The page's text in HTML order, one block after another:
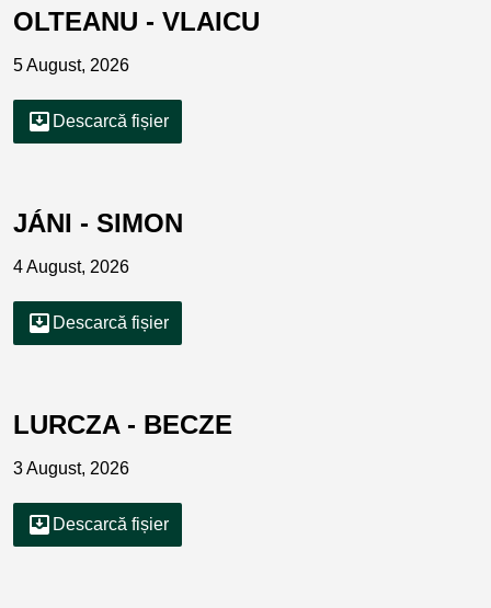
OLTEANU - VLAICU
5 August, 2026
move_to_inbox Descarcă fișier
JÁNI - SIMON
4 August, 2026
move_to_inbox Descarcă fișier
LURCZA - BECZE
3 August, 2026
move_to_inbox Descarcă fișier